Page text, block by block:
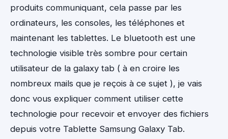
produits communiquant, cela passe par les
ordinateurs, les consoles, les téléphones et
maintenant les tablettes. Le bluetooth est une
technologie visible très sombre pour certain
utilisateur de la galaxy tab ( à en croire les
nombreux mails que je reçois à ce sujet ), je vais
donc vous expliquer comment utiliser cette
technologie pour recevoir et envoyer des fichiers
depuis votre Tablette Samsung Galaxy Tab.